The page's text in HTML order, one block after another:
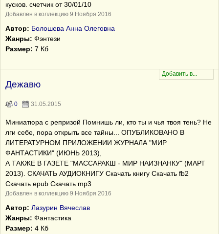
кусков. счетчик от 30/01/10
Добавлен в коллекцию 9 Ноября 2016
Автор: Болошева Анна Олеговна
Жанры: Фэнтези
Размер: 7 Кб
Дежавю
0 31.05.2015
Миниатюра с репризой Помнишь ли, кто ты и чья твоя тень? Не
лги себе, пора открыть все тайны... ОПУБЛИКОВАНО В
ЛИТЕРАТУРНОМ ПРИЛОЖЕНИИ ЖУРНАЛА "МИР
ФАНТАСТИКИ" (ИЮНЬ 2013),
А ТАКЖЕ В ГАЗЕТЕ "МАССАРАКШ - МИР НАИЗНАНКУ" (МАРТ
2013). СКАЧАТЬ АУДИОКНИГУ Скачать книгу Скачать fb2
Скачать epub Скачать mp3
Добавлен в коллекцию 9 Ноября 2016
Автор: Лазурин Вячеслав
Жанры: Фантастика
Размер: 4 Кб